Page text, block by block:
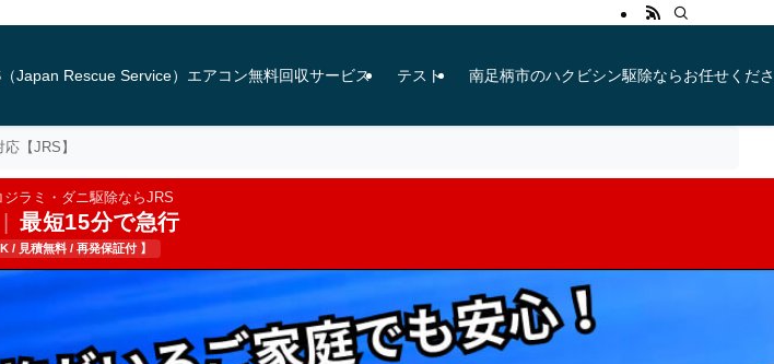
Japan Rescue Service）エアコン無料回収サービス テスト 南足柄市のハクビシン駆除ならお任せくだ
【JRS】
ジラミ・ダニ駆除ならJRS
最短15分で急行
/ 見積無料 / 再発保証付 】